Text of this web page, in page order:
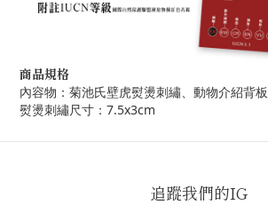
商品規格
內容物：菊池氏壁虎熨燙刺繡、動物介紹背板
熨燙刺繡尺寸：7.5x3cm
追蹤我們的IG